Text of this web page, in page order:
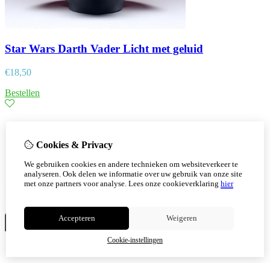
Star Wars Darth Vader Licht met geluid
€18,50
Bestellen
Cookies & Privacy
We gebruiken cookies en andere technieken om websiteverkeer te
analyseren. Ook delen we informatie over uw gebruik van onze site
met onze partners voor analyse. Lees onze cookieverklaring hier
Accepteren Weigeren
Cookie-instellingen